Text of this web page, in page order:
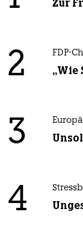
Zur
2 FDP-
„Wie
3
4